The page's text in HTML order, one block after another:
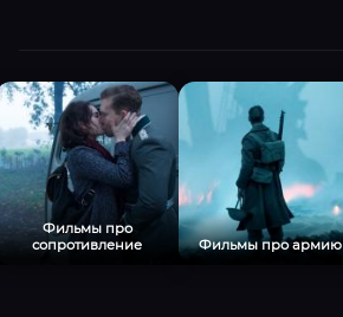
Фильмы про
сопротивление
Фильмы про армию